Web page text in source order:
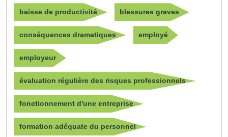
baisse de productivité blessures graves
conséquences dramatiques employé
employeur
évaluation régulière des risques professionnels
fonctionnement d'une entreprise
formation adéquate du personnel